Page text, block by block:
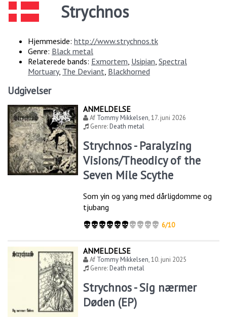
Strychnos
Hjemmeside: http://www.strychnos.tk
Genre: Black metal
Relaterede bands: Exmortem Usipian Spectral
Mortuary, The Deviant Blackhorned
Udgivelser
ANMELDELSE
Af Tommy Mikkelsen,17. juni 2026
Genre:Death metal
Strychnos - Paralyzing
Visions/Theodicy of the
Seven Mile Scythe
Som yin og yang med dårligdomme og
tjubang
6/10
ANMELDELSE
Af Tommy Mikkelsen,10. juni 2025
Genre:Death metal
Strychnos - Sig nærmer
Døden (EP)